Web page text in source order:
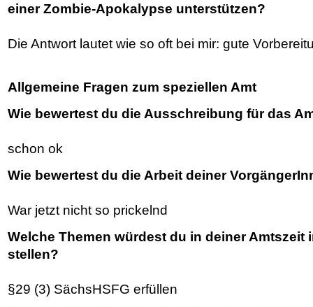
einer Zombie-Apokalypse unterstützen?
Die Antwort lautet wie so oft bei mir: gute
Allgemeine Fragen zum speziellen Amt
Wie bewertest du die Ausschreibung für das
schon ok
Wie bewertest du die Arbeit deiner
War jetzt nicht so prickelnd
Welche Themen würdest du in deiner Amtszeit
stellen?
§29 (3) SächsHSFG erfüllen